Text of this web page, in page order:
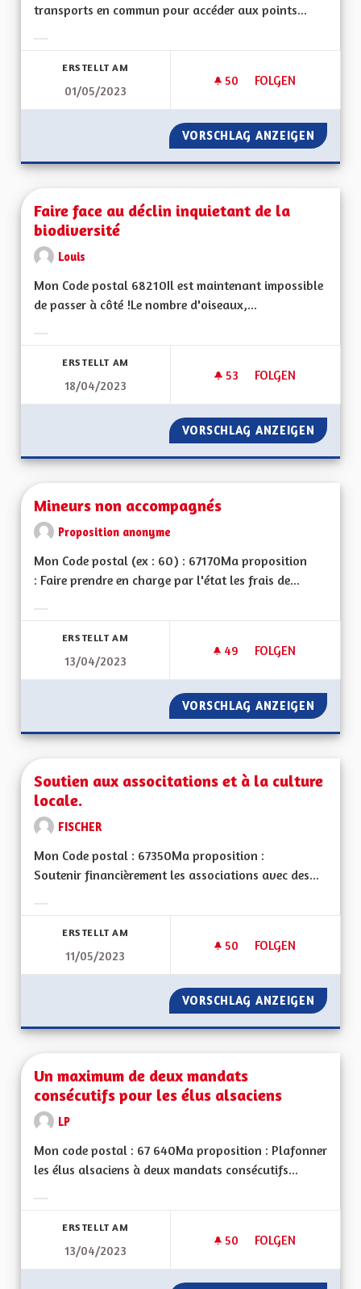
transports en commun pour accéder aux points...
ERSTELLT AM
01/05/2023
50 50 FOLLOWER
FOLGEN
INTÉGRATION À LA
VORSCHLAG ANZEIGEN
Faire face au déclin inquietant de la
biodiversité
Louis
Mon Code postal 68210Il est maintenant impossible
de passer à côté !Le nombre d'oiseaux,...
ERSTELLT AM
18/04/2023
53 53 FOLLOWER
FOLGEN
FAIRE FACE AU
VORSCHLAG ANZEIGEN FAIRE
Mineurs non accompagnés
Proposition anonyme
Mon Code postal (ex : 60) : 67170Ma proposition
: Faire prendre en charge par l'état les frais de...
ERSTELLT AM
13/04/2023
49 49 FOLLOWER
FOLGEN
MINEURS NON
VORSCHLAG ANZEIGEN
Soutien aux associtations et à la culture
locale.
FISCHER
Mon Code postal : 67350Ma proposition :
Soutenir financièrement les associations avec des...
ERSTELLT AM
11/05/2023
50 50 FOLLOWER
FOLGEN
SOUTIEN AUX
VORSCHLAG ANZEIGEN
Un maximum de deux mandats
consécutifs pour les élus alsaciens
LP
Mon code postal : 67 640Ma proposition : Plafonner
les élus alsaciens à deux mandats consécutifs...
ERSTELLT AM
13/04/2023
50 50 FOLLOWER
FOLGEN
UN MAXIMUM DE